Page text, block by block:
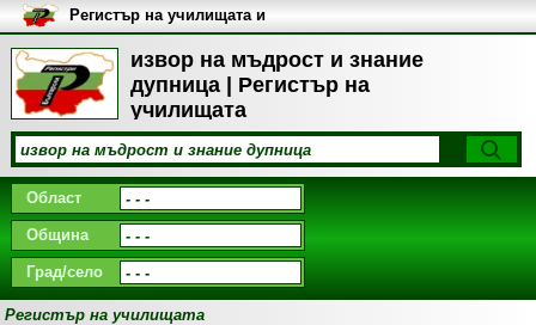
извор на мъдрост и знание
дупница | Регистър на
училищата
Регистър на училищата и
университетите в България
Област
Община
Град/село
Регистър на училищата